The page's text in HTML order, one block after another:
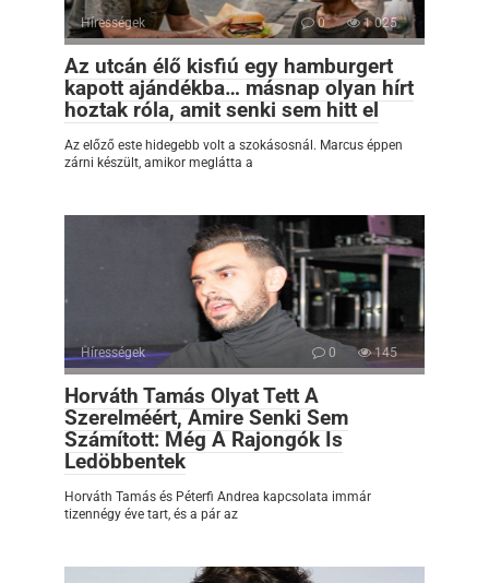
Hírességek 0 1 025
Az utcán élő kisfiú egy hamburgert
kapott ajándékba… másnap olyan hírt
hoztak róla, amit senki sem hitt el
Az előző este hidegebb volt a szokásosnál. Marcus éppen
zárni készült, amikor meglátta a
Hírességek 0 145
Horváth Tamás Olyat Tett A
Szerelméért, Amire Senki Sem
Számított: Még A Rajongók Is
Ledöbbentek
Horváth Tamás és Péterfi Andrea kapcsolata immár
tizennégy éve tart, és a pár az